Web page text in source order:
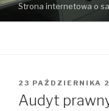
Strona internetowa o
OPUBLIKOWANE
W
23 PAŹDZIERNIKA
Audyt